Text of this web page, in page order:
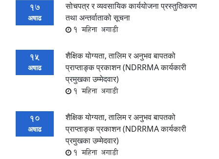
17
अषाढ
सोचपत्र र व्यवसायिक कार्ययोजना प्रस्तुतिकरण
तथा अन्तर्वाताको सूचना
1 महिना अगाडी
15
अषाढ
शैक्षिक योग्यता, तालिम र अनुभव बापतको
प्राप्ताङ्क प्रकाशन (NDRRMA कार्यकारी
प्रमुखका उम्मेदवार)
1 महिना अगाडी
10
अषाढ
शैक्षिक योग्यता, तालिम र अनुभव बापतको
प्राप्ताङ्क प्रकाशन (NDRRMA कार्यकारी
प्रमुखका उम्मेदवार)
1 महिना अगाडी